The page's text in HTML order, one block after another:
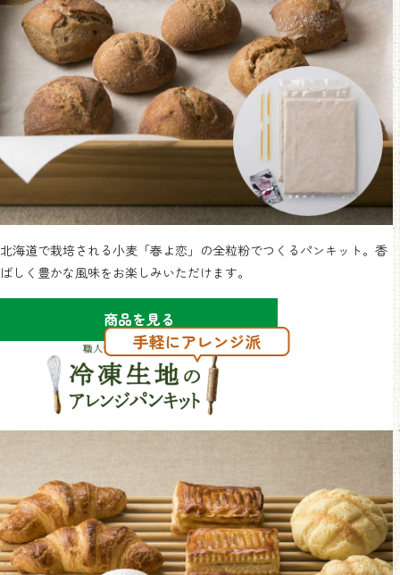
北海道で栽培される小麦「春よ恋」の全粒粉でつくるパンキット。香
ばしく豊かな風味をお楽しみいただけます。
商品を見る